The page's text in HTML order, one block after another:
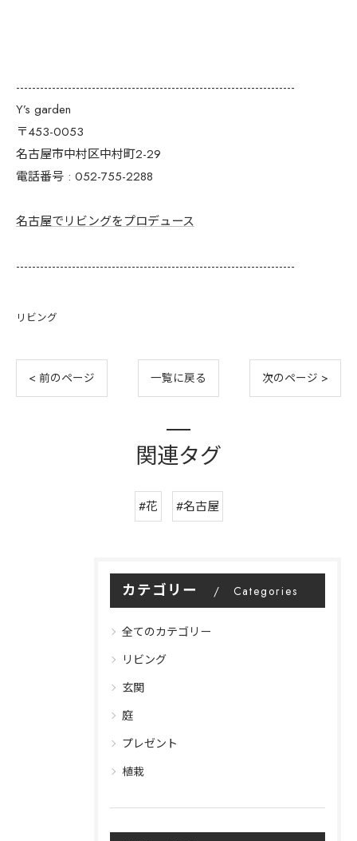
----------------------------------------------------------------------
Y’s garden
〒453-0053
名古屋市中村区中村町2-29
電話番号 : 052-755-2288
名古屋でリビングをプロデュース
----------------------------------------------------------------------
リビング
< 前のページ 一覧に戻る 次のページ >
関連タグ
#花 #名古屋
カテゴリー Categories
全てのカテゴリー
リビング
玄関
庭
プレゼント
植栽